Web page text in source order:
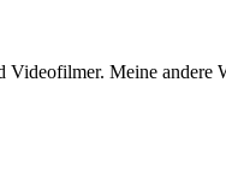
Meine andere